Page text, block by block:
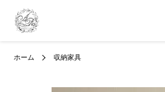
ホーム 収納家具